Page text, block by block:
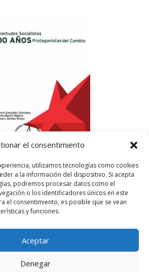
el consentimiento
utilizamos tecnologías como cookies
a la información del dispositivo. Si acepta
podremos procesar datos como el
o los identificadores únicos en este
el consentimiento, es posible que se vean
y funciones.
Aceptar
Denegar
sobre las cookies